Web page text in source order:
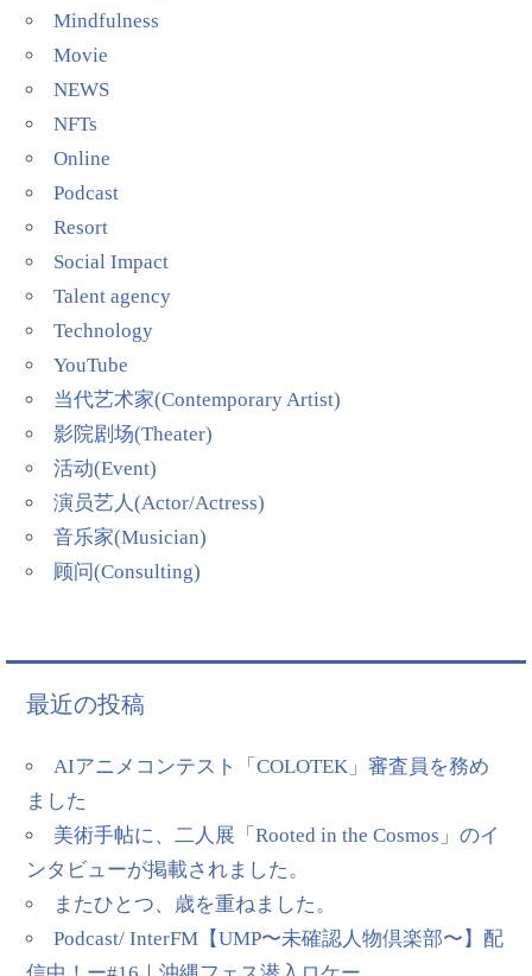
Mindfulness
Movie
NEWS
NFTs
Online
Podcast
Resort
Social Impact
Talent agency
Technology
YouTube
当代艺术家(Contemporary Artist)
影院剧场(Theater)
活动(Event)
演员艺人(Actor/Actress)
音乐家(Musician)
顾问(Consulting)
最近の投稿
AIアニメコンテスト「COLOTEK」審査員を務め
ました
美術手帖に、二人展「Rooted in the Cosmos」のイ
ンタビューが掲載されました。
またひとつ、歳を重ねました。
Podcast/ InterFM【UMP〜未確認人物倶楽部〜】配